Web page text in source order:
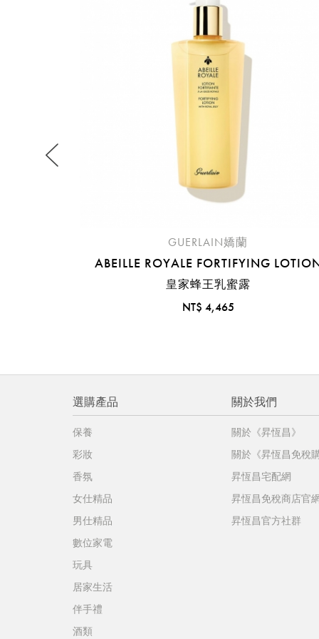
GUERLAIN嬌蘭
ABEILLE ROYALE FORTIFYING
皇家蜂王乳蜜露
NT$ 4,465
選購產品
保養
彩妝
香氛
女仕精品
男仕精品
數位家電
玩具
居家生活
伴手禮
酒類
關於我們
關於《昇恆昌》
關於《昇恆昌免稅
昇恆昌宅配網
昇恆昌免稅商店官
昇恆昌官方社群